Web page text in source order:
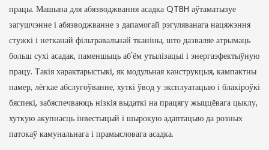
працы. Машына для абязводжвання асадка QTBH аўтаматызуе
загушчэнне і абязводжванне з дапамогай рэгуляванага нацяжэння
стужкі і нетканай фільтравальнай тканіны, што дазваляе атрымаць
больш сухі асадак, паменшыць аб'ём утылізацыі і энергаэфектыўную
працу. Такія характарыстыкі, як модульная канструкцыя, кампактны
памер, лёгкае абслугоўванне, хуткі ўвод у эксплуатацыю і блакіроўкі
бяспекі, забяспечваюць нізкія выдаткі на працягу жыццёвага цыклу,
хуткую акупнасць інвестыцый і шырокую адаптацыю да розных
патокаў камунальнага і прамысловага асадка.